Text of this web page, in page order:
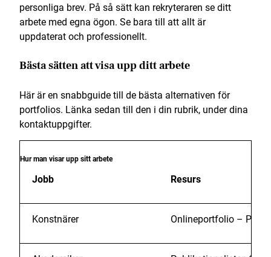
personliga brev. På så sätt kan rekryteraren se ditt
arbete med egna ögon. Se bara till att allt är
uppdaterat och professionellt.
Bästa sätten att visa upp ditt arbete
Här är en snabbguide till de bästa alternativen för
portfolios. Länka sedan till den i din rubrik, under dina
kontaktuppgifter.
Hur man visar upp sitt arbete
Jobb Resurs
Konstnärer Onlineportfolio –